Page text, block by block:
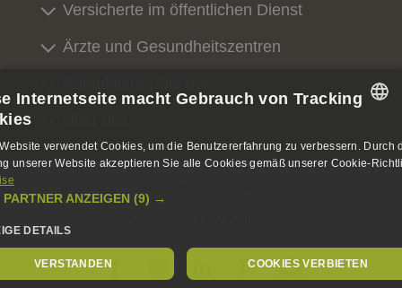
Versicherte im öffentlichen Dienst
Ärzte und Gesundheitszentren
SPANISH
Internetseite macht Gebrauch von Tracking
verwendet Cookies, um die Benutzererfahrung zu verbessern. Durch
unserer Website akzeptieren Sie alle Cookies gemäß unserer Cookie-
ANZEIGEN (9) →
DETAILS
VERSTANDEN COOKIES VERBIETEN